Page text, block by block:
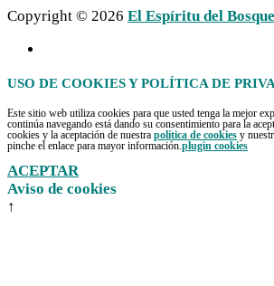
Copyright © 2026 El Espíritu del
USO DE COOKIES Y POLÍTICA DE
Este sitio web utiliza cookies para que usted tenga la mejor
continúa navegando está dando su consentimiento para la
cookies y la aceptación de nuestra política de cookies y
pinche el enlace para mayor información.plugin cookies
ACEPTAR
Aviso de cookies
↑